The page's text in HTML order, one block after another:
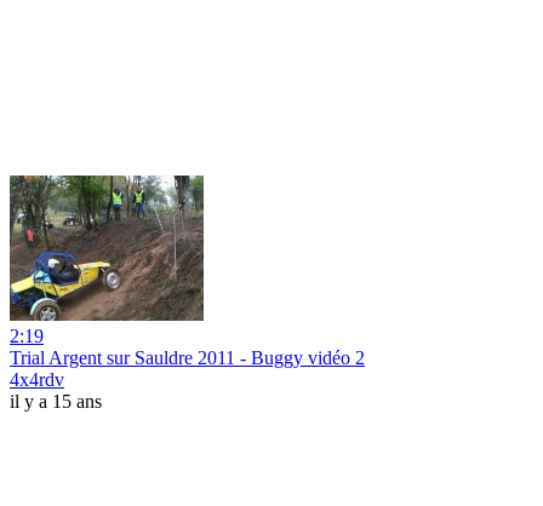
2:19
Trial Argent sur Sauldre 2011 - Buggy vidéo 2
4x4rdv
il y a 15 ans